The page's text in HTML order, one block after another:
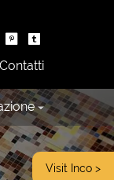
Contatti
Visit Inco >